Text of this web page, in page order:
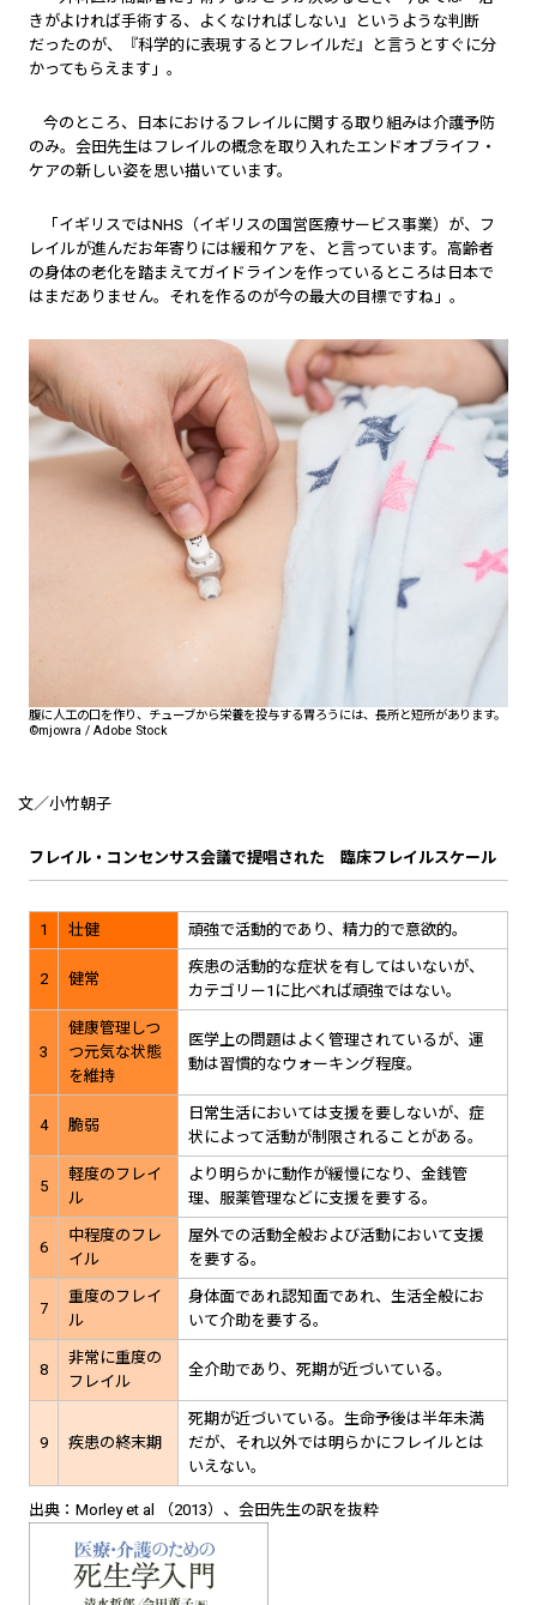
きがよければ手術する、よくなければしない』というような判断
だったのが、『科学的に表現するとフレイルだ』と言うとすぐに分
かってもらえます」。
今のところ、日本におけるフレイルに関する取り組みは介護予防
のみ。会田先生はフレイルの概念を取り入れたエンドオブライフ・
ケアの新しい姿を思い描いています。
「イギリスではNHS（イギリスの国営医療サービス事業）が、フ
レイルが進んだお年寄りには緩和ケアを、と言っています。高齢者
の身体の老化を踏まえてガイドラインを作っているところは日本で
はまだありません。それを作るのが今の最大の目標ですね」。
腹に人工の口を作り、チューブから栄養を投与する胃ろうには、長所と短所があります。
©mjowra / Adobe Stock
文／小竹朝子
フレイル・コンセンサス会議で提唱された 臨床フレイルスケール
1 壮健 頑強で活動的であり、精力的で意欲的。
2 健常
疾患の活動的な症状を有してはいないが、
カテゴリー1に比べれば頑強ではない。
3
健康管理しつ
つ元気な状態
を維持
医学上の問題はよく管理されているが、運
動は習慣的なウォーキング程度。
4 脆弱
日常生活においては支援を要しないが、症
状によって活動が制限されることがある。
5
軽度のフレイ
ル
より明らかに動作が緩慢になり、金銭管
理、服薬管理などに支援を要する。
6
中程度のフレ
イル
屋外での活動全般および活動において支援
を要する。
7
重度のフレイ
ル
身体面であれ認知面であれ、生活全般にお
いて介助を要する。
8
非常に重度の
フレイル
全介助であり、死期が近づいている。
9 疾患の終末期
死期が近づいている。生命予後は半年未満
だが、それ以外では明らかにフレイルとは
いえない。
出典：Morley et al （2013）、会田先生の訳を抜粋